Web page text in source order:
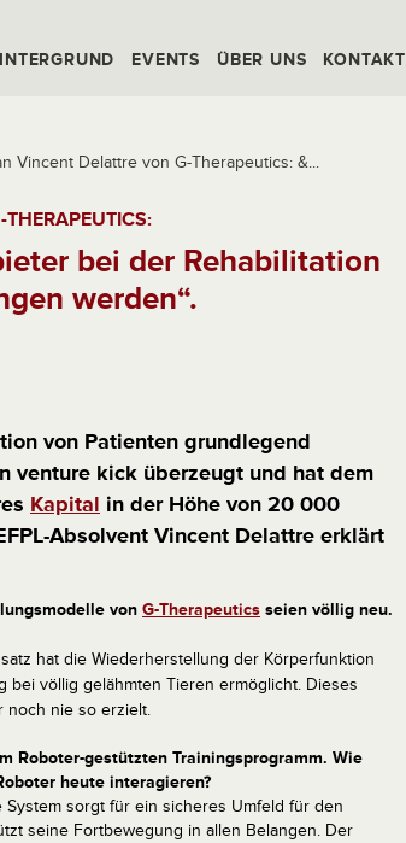
EVENTS ÜBER UNS KONTAKT
Vincent Delattre von G-Therapeutics: &...
bei der Rehabilitation
werden“.
von Patienten grundlegend
venture kick überzeugt und hat dem
Kapital in der Höhe von 20 000
Absolvent Vincent Delattre erklärt
von G-Therapeutics seien völlig neu.
hat die Wiederherstellung der Körperfunktion
bei völlig gelähmten Tieren ermöglicht. Dieses
noch nie so erzielt.
Roboter-gestützten Trainingsprogramm. Wie
heute interagieren?
System sorgt für ein sicheres Umfeld für den
seine Fortbewegung in allen Belangen. Der